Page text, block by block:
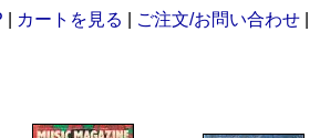
カートを見る ご注文/お問い合わせ